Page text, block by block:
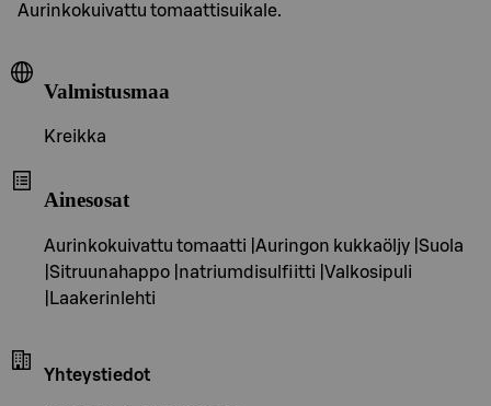
Aurinkokuivattu tomaattisuikale.
Valmistusmaa
Kreikka
Ainesosat
Aurinkokuivattu tomaatti |Auringon kukkaöljy |Suola
|Sitruunahappo |natriumdisulfiitti |Valkosipuli
|Laakerinlehti
Yhteystiedot